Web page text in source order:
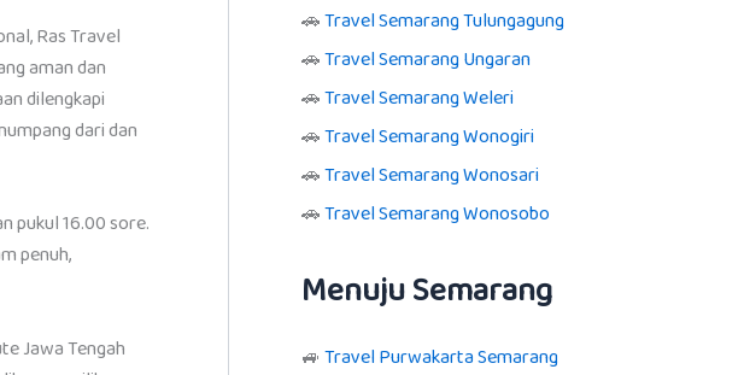
Ras Travel
aman dan
dilengkapi
dari dan
pukul 16.00 sore.
penuh,
Jawa Tengah
🚗Travel Semarang Tulungagung
🚗Travel Semarang Ungaran
🚗Travel Semarang Weleri
🚗Travel Semarang Wonogiri
🚗Travel Semarang Wonosari
🚗Travel Semarang Wonosobo
Menuju Semarang
🚙 Travel Purwakarta Semarang